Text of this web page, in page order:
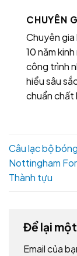
CHUYÊN
Chuyên gia
10 năm
công trình
hiểu sâu
chuẩn chất
Câu lạc bộ
Nottingham
Thành tựu
Để lại
Email của